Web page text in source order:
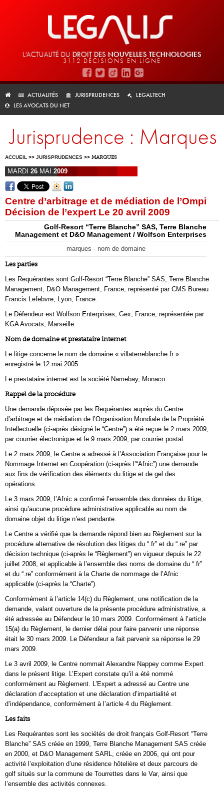
L'ACTUALITÉ DU DROIT DES NOUVELLES TECHNOLOGIES
3112 DÉCISIONS EN LIGNE
ACTUALITÉS JURISPRUDENCES
LEGALTECH
LES AVOCATS DU NET
Jurisprudence : Marques
ACCUEIL >> JURISPRUDENCES >> MARQUES
MARDI 26 MAI 2009
Centre d’arbitrage et de médiation de l’Ompi
Décision de l’expert Le 20 avril 2009
Golf-Resort “Terre Blanche” SAS, Terre Blanche
Management et D&O Management / Wolfson Enterprises
marques - nom de domaine
Les parties
Les Requérantes sont Golf-Resort “Terre Blanche” SAS, Terre Blanche
Management, D&O Management, France, représenté par CMS Bureau
Francis Lefebvre, Lyon, France.
Le Défendeur est Wolfson Enterprises, Gex, France, représentée par
KGA Avocats, Marseille.
Nom de domaine et prestataire internet
Le litige concerne le nom de domaine « villaterreblanche.fr »
enregistré le 12 mai 2005.
Le prestataire internet est la société Namebay, Monaco.
Rappel de la procédure
Une demande déposée par les Requérantes auprès du Centre
d’arbitrage et de médiation de l’Organisation Mondiale de la Propriété
Intellectuelle (ci-après désigné le “Centre”) a été reçue le 2 mars 2009,
par courrier électronique et le 9 mars 2009, par courrier postal.
Le 2 mars 2009, le Centre a adressé à l’Association Française pour le
Nommage Internet en Coopération (ci-après l’“Afnic”) une demande
aux fins de vérification des éléments du litige et de gel des
opérations.
Le 3 mars 2009, l’Afnic a confirmé l’ensemble des données du litige,
ainsi qu’aucune procédure administrative applicable au nom de
domaine objet du litige n’est pendante.
Le Centre a vérifié que la demande répond bien au Règlement sur la
procédure alternative de résolution des litiges du “.fr” et du “.re” par
décision technique (ci-après le “Règlement”) en vigueur depuis le 22
juillet 2008, et applicable à l’ensemble des noms de domaine du “.fr”
et du “.re” conformément à la Charte de nommage de l’Afnic
applicable (ci-après la “Charte”).
Conformément à l’article 14(c) du Règlement, une notification de la
demande, valant ouverture de la présente procédure administrative, a
été adressée au Défendeur le 10 mars 2009. Conformément à l’article
15(a) du Règlement, le dernier délai pour faire parvenir une réponse
était le 30 mars 2009. Le Défendeur a fait parvenir sa réponse le 29
mars 2009.
Le 3 avril 2009, le Centre nommait Alexandre Nappey comme Expert
dans le présent litige. L’Expert constate qu’il a été nommé
conformément au Règlement. L’Expert a adressé au Centre une
déclaration d’acceptation et une déclaration d’impartialité et
d’indépendance, conformément à l’article 4 du Règlement.
Les faits
Les Requérantes sont les sociétés de droit français Golf-Resort “Terre
Blanche” SAS créée en 1999, Terre Blanche Management SAS créée
en 2000, et D&O Management SARL, créée en 2006, qui ont pour
activité l’exploitation d’une résidence hôtelière et deux parcours de
golf situés sur la commune de Tourrettes dans le Var, ainsi que
l’ensemble des activités connexes.